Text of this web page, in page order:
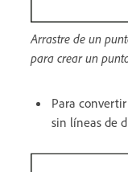
Arrastre de un
para crear un
Para
sin líneas de